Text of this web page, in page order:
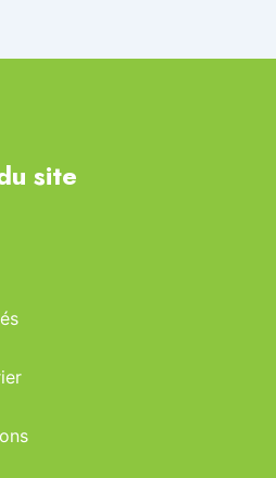
site